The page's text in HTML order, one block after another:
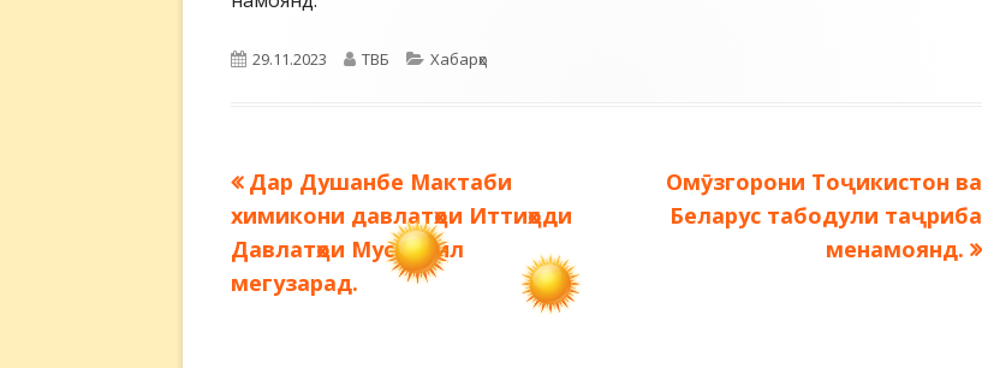
Опубликовано
29.11.2023 Автор
ТВБ Рубрики
Хабарҳо
Навигация
по
записям
Предыдущая
запись:
Дар Душанбе Мактаби
химикони давлатҳои Иттиҳоди
Давлатҳои Мустақил
мегузарад.
Следующая
запись:
Омӯзгорони Тоҷикистон ва
Беларус табодули таҷриба
менамоянд.